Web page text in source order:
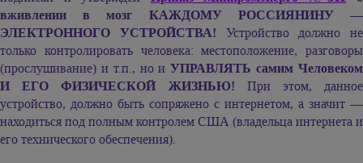
вживлении в мозг КАЖДОМУ РОССИЯНИНУ —
ЭЛЕКТРОННОГО УСТРОЙСТВА! Устройство должно не
только контролировать человека: местоположение, разговоры
(прослушивание) и т.п., но иУПРАВЛЯТЬ самим Человеком
И ЕГО ФИЗИЧЕСКОЙ ЖИЗНЬЮ! При этом, данное
устройство, должно быть сопряжено с интернетом, а значит —
находиться под полным контролем США (владельца интернета и
его технического обеспечения).